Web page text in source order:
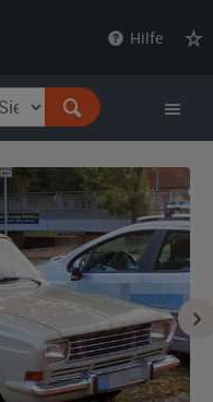
Hilfe